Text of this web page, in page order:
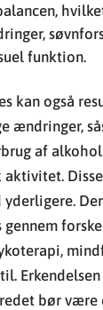
funktion.
kan også
ændringer,
af
aktivitet.
yderligere.
gennem
bør være